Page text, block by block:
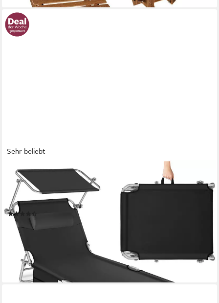
Sehr beliebt
TECTAKE
Gartenliege Sonnenliege mit Seitentasche und Kopfpolster, 190
x 68 x 111cm, Balkonliege Chloé, 1 St., für Außen in Schwarz,
klappbar, verstellbar, widerstandsfähig und UV-beständig
37,99 €
nur bis Dienstag
-45%
lieferbar - in 2-3 Werktagen bei dir